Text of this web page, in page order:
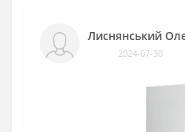
Лиснянський
2024-07-30